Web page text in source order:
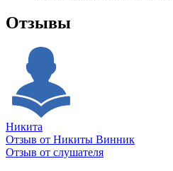
Отзывы
Никита
Отзыв от Никиты Винник
Отзыв от слушателя